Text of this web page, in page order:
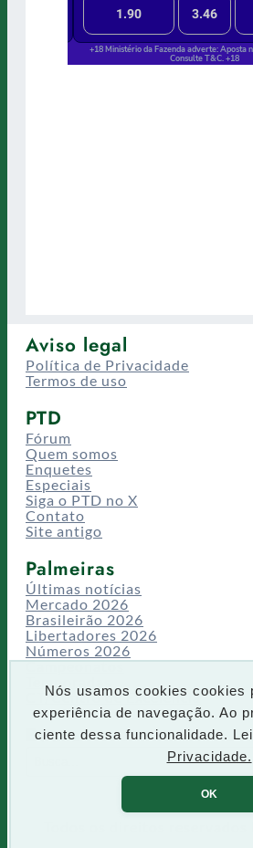
Nós usamos cookies cookies
experiência de navegação. Ao
ciente dessa funcionalidade.
Privacidade.
OK
Aviso legal
Política de Privacidade
Termos de uso
PTD
Fórum
Quem somos
Enquetes
Especiais
Siga o PTD no X
Contato
Site antigo
Palmeiras
Últimas notícias
Mercado 2026
Brasileirão 2026
Libertadores 2026
Números 2026
Campeonatos
Temporadas
CT/Centro de Excelência
Busca
P
e
q
u